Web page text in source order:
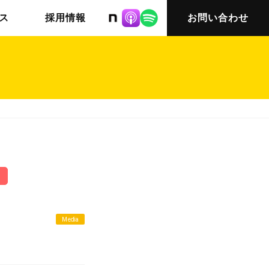
株式会社ニット
採用情報 お問い合わせ
Media